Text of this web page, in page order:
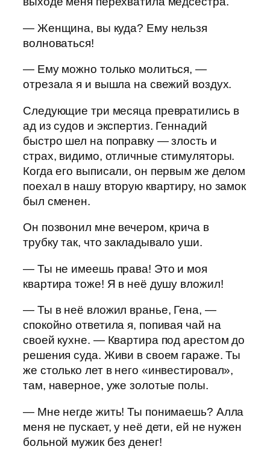
— Женщина, вы куда? Ему нельзя
волноваться!
— Ему можно только молиться, —
отрезала я и вышла на свежий воздух.
Следующие три месяца превратились в
ад из судов и экспертиз. Геннадий
быстро шел на поправку — злость и
страх, видимо, отличные стимуляторы.
Когда его выписали, он первым же делом
поехал в нашу вторую квартиру, но замок
был сменен.
Он позвонил мне вечером, крича в
трубку так, что закладывало уши.
— Ты не имеешь права! Это и моя
квартира тоже! Я в неё душу вложил!
— Ты в неё вложил вранье, Гена, —
спокойно ответила я, попивая чай на
своей кухне. — Квартира под арестом до
решения суда. Живи в своем гараже. Ты
же столько лет в него «инвестировал»,
там, наверное, уже золотые полы.
— Мне негде жить! Ты понимаешь? Алла
меня не пускает, у неё дети, ей не нужен
больной мужик без денег!